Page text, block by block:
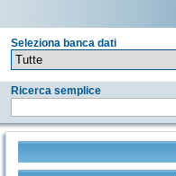
Seleziona banca dati
Ricerca semplice